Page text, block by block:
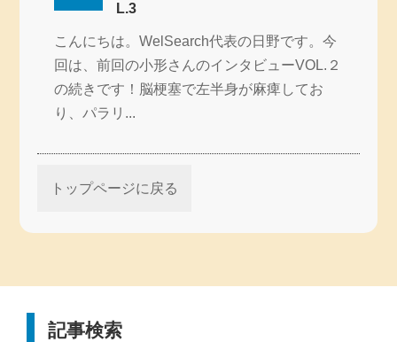
L.3
こんにちは。WelSearch代表の日野です。今
回は、前回の小形さんのインタビューVOL.２
の続きです！脳梗塞で左半身が麻痺してお
り、パラリ...
トップページに戻る
記事検索